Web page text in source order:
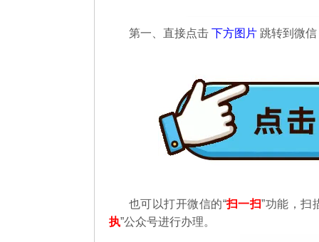
第一、直接点击 下方图片 跳转到微信
也可以打开微信的“扫一扫”功能，扫
执”公众号进行办理。